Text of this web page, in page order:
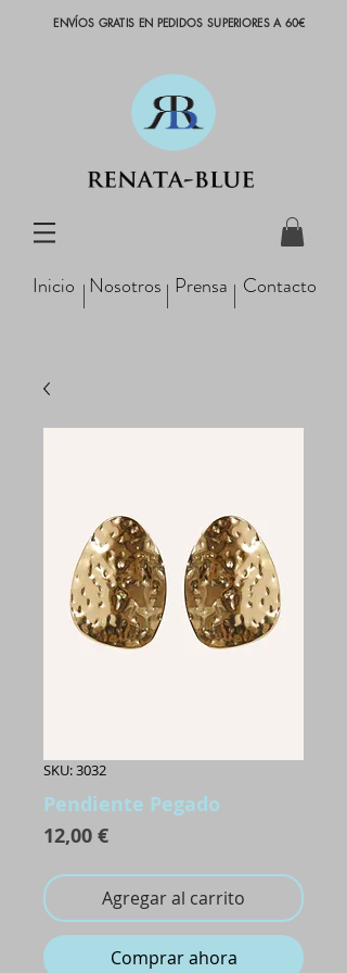
ENVÍOS GRATIS EN PEDIDOS SUPERIORES A 60€
Inicio Nosotros Prensa Contacto
SKU: 3032
Pendiente Pegado
12,00 €Precio
Agregar al carrito
Comprar ahora